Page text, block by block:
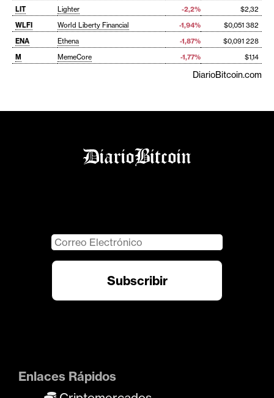
LIT
Lighter -2,2%
$2,32
WLFI
World Liberty Financial -1,94%
$0,051 382
ENA
Ethena -1,87%
$0,091 228
M
MemeCore -1,77% $1,14
DiarioBitcoin.com
Enlaces Rápidos